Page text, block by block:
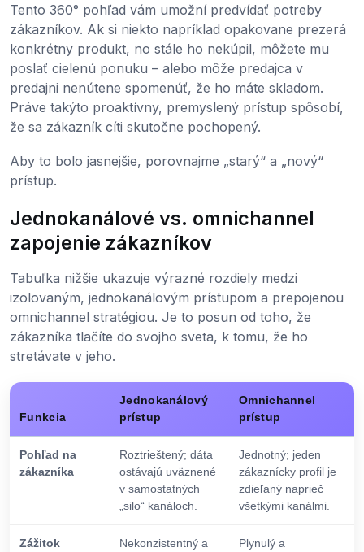
Tento 360° pohľad vám umožní predvídať potreby
zákazníkov. Ak si niekto napríklad opakovane prezerá
konkrétny produkt, no stále ho nekúpil, môžete mu
poslať cielenú ponuku – alebo môže predajca v
predajni nenútene spomenúť, že ho máte skladom.
Práve takýto proaktívny, premyslený prístup spôsobí,
že sa zákazník cíti skutočne pochopený.
Aby to bolo jasnejšie, porovnajme „starý“ a „nový“
prístup.
Jednokanálové vs. omnichannel
zapojenie zákazníkov
Tabuľka nižšie ukazuje výrazné rozdiely medzi
izolovaným, jednokanálovým prístupom a prepojenou
omnichannel stratégiou. Je to posun od toho, že
zákazníka tlačíte do svojho sveta, k tomu, že ho
stretávate v jeho.
Funkcia
Jednokanálový
prístup
Omnichannel
prístup
Pohľad na
zákazníka
Roztrieštený; dáta
ostávajú uväznené
v samostatných
„silo“ kanáloch.
Jednotný; jeden
zákaznícky profil je
zdieľaný naprieč
všetkými kanálmi.
Zážitok
Nekonzistentný a
Plynulý a